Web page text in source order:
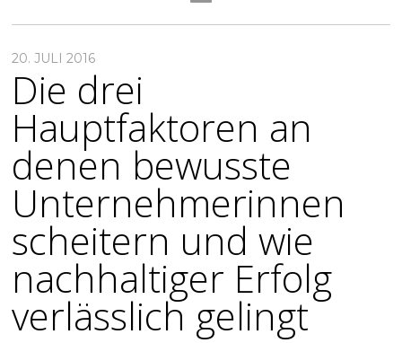
20. JULI 2016
Die drei
Hauptfaktoren an
denen bewusste
Unternehmerinnen
scheitern und wie
nachhaltiger Erfolg
verlässlich gelingt